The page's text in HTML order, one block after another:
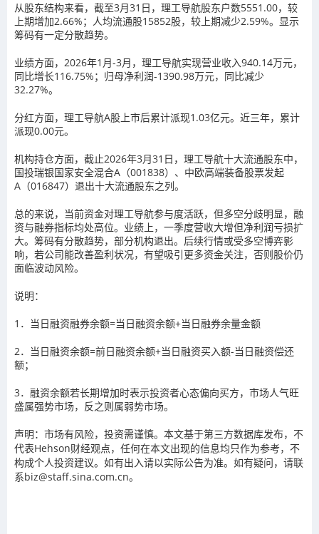
从股东结构来看，截至3月31日，理工导航股东户数5551.00，较
上期增加2.66%；人均流通股15852股，较上期减少2.59%。显示
筹码有一定分散趋势。
业绩方面，2026年1月-3月，理工导航实现营业收入940.14万元，
同比增长116.75%；归母净利润-1390.98万元，同比减少
32.27%。
分红方面，理工导航A股上市后累计派现1.03亿元。近三年，累计
派现0.00元。
机构持仓方面，截止2026年3月31日，理工导航十大流通股东中，
国投瑞银国家安全混合A（001838）、中欧高端装备股票发起
A（016847）退出十大流通股东之列。
总的来说，当前资金对理工导航参与度活跃，但多空分歧明显，融
资与融券指标均处高位。业绩上，一季度营收大增但净利润亏损扩
大。筹码有分散趋势，部分机构退出。后续行情或受多空博弈影
响，若公司能改善盈利状况，有望吸引更多资金关注，否则股价仍
面临波动风险。
说明：
1．当日融资融券余额=当日融资余额+当日融券余量金额
2．当日融资余额=前日融资余额+当日融资买入额-当日融资偿还
额；
3．融资余额若长期增加时表示投资者心态偏向买方，市场人气旺
盛属强势市场，反之则属弱势市场。
声明：市场有风险，投资需谨慎。本文基于第三方数据库发布，不
代表Hehson财经观点，任何在本文出现的信息均只作为参考，不
构成个人投资建议。如有出入请以实际公告为准。如有疑问，请联
系biz@staff.sina.com.cn。